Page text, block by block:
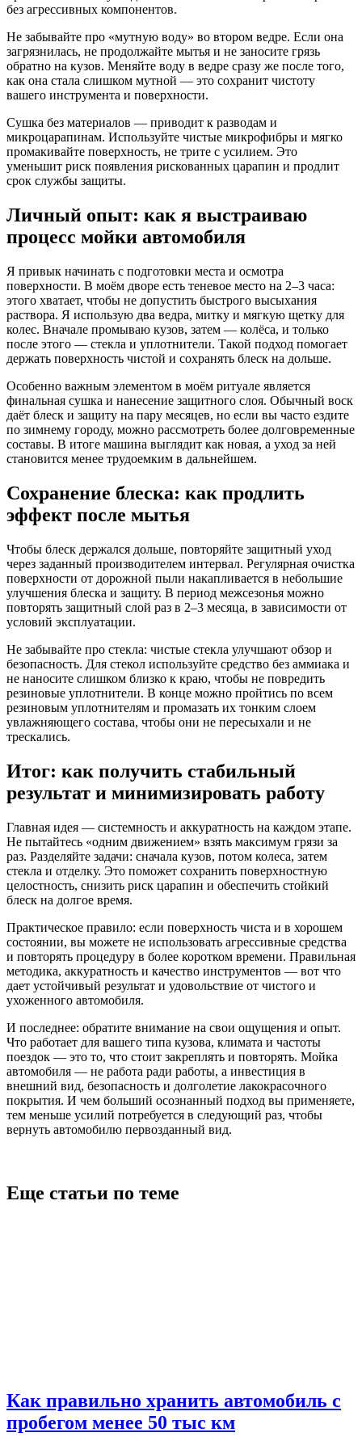
без агрессивных компонентов.
Не забывайте про «мутную воду» во втором ведре. Если она
загрязнилась, не продолжайте мытья и не заносите грязь
обратно на кузов. Меняйте воду в ведре сразу же после того,
как она стала слишком мутной — это сохранит чистоту
вашего инструмента и поверхности.
Сушка без материалов — приводит к разводам и
микроцарапинам. Используйте чистые микрофибры и мягко
промакивайте поверхность, не трите с усилием. Это
уменьшит риск появления рискованных царапин и продлит
срок службы защиты.
Личный опыт: как я выстраиваю
процесс мойки автомобиля
Я привык начинать с подготовки места и осмотра
поверхности. В моём дворе есть теневое место на 2–3 часа:
этого хватает, чтобы не допустить быстрого высыхания
раствора. Я использую два ведра, митку и мягкую щетку для
колес. Вначале промываю кузов, затем — колёса, и только
после этого — стекла и уплотнители. Такой подход помогает
держать поверхность чистой и сохранять блеск на дольше.
Особенно важным элементом в моём ритуале является
финальная сушка и нанесение защитного слоя. Обычный воск
даёт блеск и защиту на пару месяцев, но если вы часто ездите
по зимнему городу, можно рассмотреть более долговременные
составы. В итоге машина выглядит как новая, а уход за ней
становится менее трудоемким в дальнейшем.
Сохранение блеска: как продлить
эффект после мытья
Чтобы блеск держался дольше, повторяйте защитный уход
через заданный производителем интервал. Регулярная очистка
поверхности от дорожной пыли накапливается в небольшие
улучшения блеска и защиту. В период межсезонья можно
повторять защитный слой раз в 2–3 месяца, в зависимости от
условий эксплуатации.
Не забывайте про стекла: чистые стекла улучшают обзор и
безопасность. Для стекол используйте средство без аммиака и
не наносите слишком близко к краю, чтобы не повредить
резиновые уплотнители. В конце можно пройтись по всем
резиновым уплотнителям и промазать их тонким слоем
увлажняющего состава, чтобы они не пересыхали и не
трескались.
Итог: как получить стабильный
результат и минимизировать работу
Главная идея — системность и аккуратность на каждом этапе.
Не пытайтесь «одним движением» взять максимум грязи за
раз. Разделяйте задачи: сначала кузов, потом колеса, затем
стекла и отделку. Это поможет сохранить поверхностную
целостность, снизить риск царапин и обеспечить стойкий
блеск на долгое время.
Практическое правило: если поверхность чиста и в хорошем
состоянии, вы можете не использовать агрессивные средства
и повторять процедуру в более коротком времени. Правильная
методика, аккуратность и качество инструментов — вот что
дает устойчивый результат и удовольствие от чистого и
ухоженного автомобиля.
И последнее: обратите внимание на свои ощущения и опыт.
Что работает для вашего типа кузова, климата и частоты
поездок — это то, что стоит закреплять и повторять. Мойка
автомобиля — не работа ради работы, а инвестиция в
внешний вид, безопасность и долголетие лакокрасочного
покрытия. И чем больший осознанный подход вы применяете,
тем меньше усилий потребуется в следующий раз, чтобы
вернуть автомобилю первозданный вид.
Еще статьи по теме
Как правильно хранить автомобиль с
пробегом менее 50 тыс км